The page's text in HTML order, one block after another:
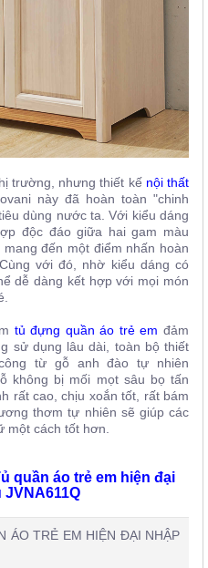
trường, nhưng thiết kế nội thất
này đã hoàn toàn "chinh
dùng nước ta. Với kiểu dáng
độc đáo giữa hai gam màu
đến một điểm nhấn hoàn
với đó, nhờ kiểu dáng có
dễ dàng kết hợp với mọi món
tủ đựng quần áo trẻ em đảm
sử dụng lâu dài, toàn bộ thiết
từ gỗ anh đào tự nhiên
không bị mối mọt sâu bọ tấn
rất cao, chịu xoắn tốt, rất bám
thơm tự nhiên sẽ giúp các
một cách tốt hơn.
quần áo trẻ em hiện đại
TRẺ EM HIỆN ĐẠI NHẬP